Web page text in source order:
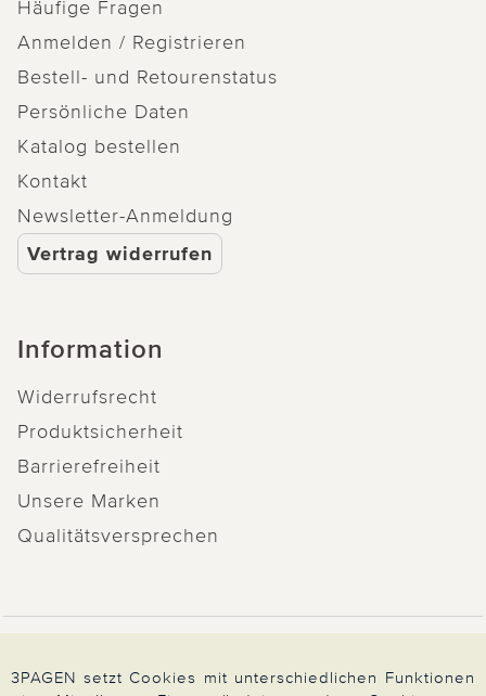
Häufige Fragen
Anmelden / Registrieren
Bestell- und Retourenstatus
Persönliche Daten
Katalog bestellen
Kontakt
Newsletter-Anmeldung
Vertrag widerrufen
Information
Widerrufsrecht
Produktsicherheit
Barrierefreiheit
Unsere Marken
Qualitätsversprechen
3PAGEN setzt Cookies mit unterschiedlichen Funktionen